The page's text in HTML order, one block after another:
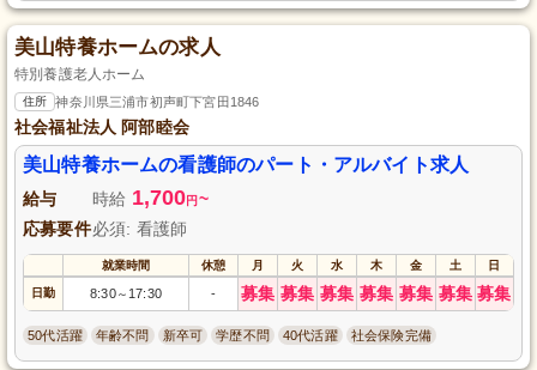
美山特養ホームの求人
特別養護老人ホーム
住所 神奈川県三浦市初声町下宮田1846
社会福祉法人 阿部睦会
美山特養ホームの看護師のパート・アルバイト求人
給与 時給 1,700円 ~
応募要件必須: 看護師
就業時間 休憩 月 火 水 木 金 土 日
日勤 8:30～ 17:30 - 募集 募集 募集 募集 募集 募集 募集
50代活躍 年齢不問 新卒可 学歴不問 40代活躍 社会保険完備